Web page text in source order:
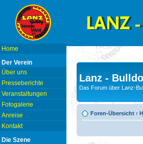
Home
Der Verein
Über uns
Presseberichte
Veranstaltungen
Fotogalerie
Anreise
Kontakt
Die Szene
Lanz -
Das Forum über Lanz-
Foren-Übersicht ‹